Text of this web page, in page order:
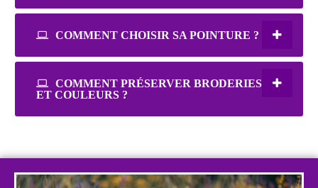
COMMENT CHOISIR SA POINTURE ?
COMMENT PRÉSERVER BRODERIES
ET COULEURS ?